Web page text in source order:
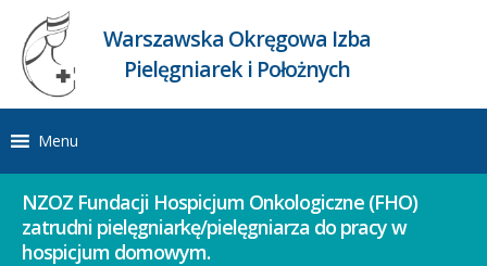
Warszawska Okręgowa Izba
Pielęgniarek i Położnych
Menu
NZOZ Fundacji Hospicjum Onkologiczne (FHO)
zatrudni pielęgniarkę/pielęgniarza do pracy w
hospicjum domowym.